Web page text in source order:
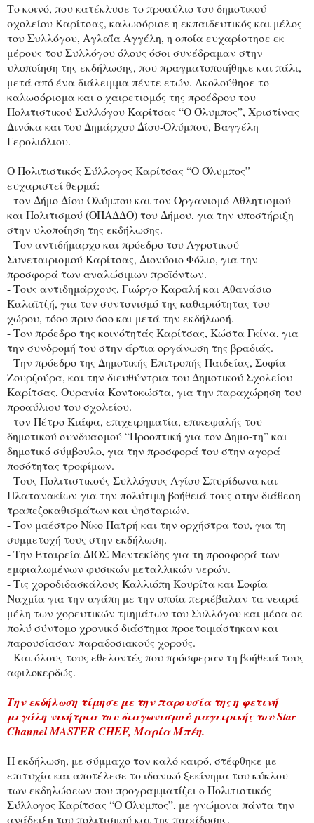
Το κοινό, που κατέκλυσε το προαύλιο του δημοτικού
σχολείου Καρίτσας, καλωσόρισε η εκπαιδευτικός και μέλος
του Συλλόγου, Αγλαΐα Αγγέλη, η οποία ευχαρίστησε εκ
μέρους του Συλλόγου όλους όσοι συνέδραμαν στην
υλοποίηση της εκδήλωσης, που πραγματοποιήθηκε και πάλι,
μετά από ένα διάλειμμα πέντε ετών. Ακολούθησε το
καλωσόρισμα και ο χαιρετισμός της προέδρου του
Πολιτιστικού Συλλόγου Καρίτσας “Ο Όλυμπος”, Χριστίνας
Δινόκα και του Δημάρχου Δίου-Ολύμπου, Βαγγέλη
Γερολιόλιου.
Ο Πολιτιστικός Σύλλογος Καρίτσας “Ο Όλυμπος”
ευχαριστεί θερμά:
- τον Δήμο Δίου-Ολύμπου και τον Οργανισμό Αθλητισμού
και Πολιτισμού (ΟΠΑΔΔΟ) του Δήμου, για την υποστήριξη
στην υλοποίηση της εκδήλωσης.
- Τον αντιδήμαρχο και πρόεδρο του Αγροτικού
Συνεταιρισμού Καρίτσας, Διονύσιο Φόλιο, για την
προσφορά των αναλώσιμων προϊόντων.
- Τους αντιδημάρχους, Γιώργο Καραλή και Αθανάσιο
Καλαϊτζή, για τον συντονισμό της καθαριότητας του
χώρου, τόσο πριν όσο και μετά την εκδήλωσή.
- Τον πρόεδρο της κοινότητάς Καρίτσας, Κώστα Γκίνα, για
την συνδρομή του στην άρτια οργάνωση της βραδιάς.
- Την πρόεδρο της Δημοτικής Επιτροπής Παιδείας, Σοφία
Ζουρζούρα, και την διευθύντρια του Δημοτικού Σχολείου
Καρίτσας, Ουρανία Κοντοκώστα, για την παραχώρηση του
προαύλιου του σχολείου.
- τον Πέτρο Κιάφα, επιχειρηματία, επικεφαλής του
δημοτικού συνδυασμού “Προοπτική για τον Δημο-τη” και
δημοτικό σύμβουλο, για την προσφορά του στην αγορά
ποσότητας τροφίμων.
- Τους Πολιτιστικούς Συλλόγους Αγίου Σπυρίδωνα και
Πλατανακίων για την πολύτιμη βοήθειά τους στην διάθεση
τραπεζοκαθισμάτων και ψησταριών.
- Τον μαέστρο Νίκο Πατρή και την ορχήστρα του, για τη
συμμετοχή τους στην εκδήλωση.
- Την Εταιρεία ΔΙΟΣ Μεντεκίδης για τη προσφορά των
εμφιαλωμένων φυσικών μεταλλικών νερών.
- Τις χοροδιδασκάλους Καλλιόπη Κουρίτα και Σοφία
Ναχμία για την αγάπη με την οποία περιέβαλαν τα νεαρά
μέλη των χορευτικών τμημάτων του Συλλόγου και μέσα σε
πολύ σύντομο χρονικό διάστημα προετοιμάστηκαν και
παρουσίασαν παραδοσιακούς χορούς.
- Και όλους τους εθελοντές που πρόσφεραν τη βοήθειά τους
αφιλοκερδώς.
Την εκδήλωση τίμησε με την παρουσία της η φετινή
μεγάλη νικήτρια του διαγωνισμού μαγειρικής του Star
Channel MASTER CHEF, Μαρία Μπέη.
Η εκδήλωση, με σύμμαχο τον καλό καιρό, στέφθηκε με
επιτυχία και αποτέλεσε το ιδανικό ξεκίνημα του κύκλου
των εκδηλώσεων που προγραμματίζει ο Πολιτιστικός
Σύλλογος Καρίτσας “Ο Όλυμπος”, με γνώμονα πάντα την
ανάδειξη του πολιτισμού και της παράδοσης.